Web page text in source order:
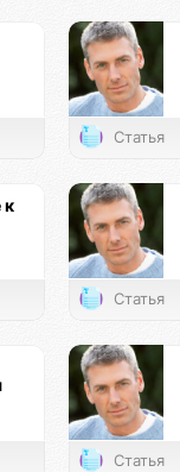
Статья
к
Статья
Статья